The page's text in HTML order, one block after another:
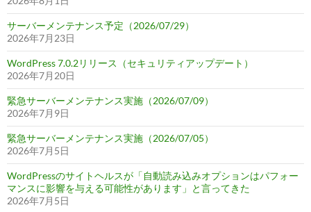
サーバーメンテナンス予定（2026/07/29）
2026年7月23日
WordPress 7.0.2リリース（セキュリティアップデート）
2026年7月20日
緊急サーバーメンテナンス実施（2026/07/09）
2026年7月9日
緊急サーバーメンテナンス実施（2026/07/05）
2026年7月5日
WordPressのサイトヘルスが「自動読み込みオプションはパフォー
マンスに影響を与える可能性があります」と言ってきた
2026年7月5日